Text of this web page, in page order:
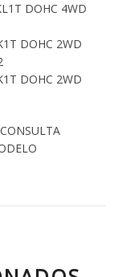
DOHC 4WD
DOHC 2WD
DOHC 2WD